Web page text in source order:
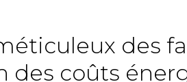
des
des coûts